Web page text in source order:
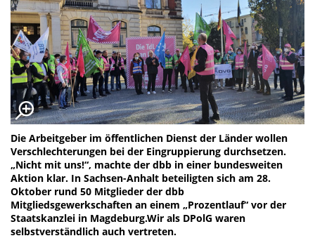
Die Arbeitgeber im öffentlichen Dienst der Länder wollen
Verschlechterungen bei der Eingruppierung durchsetzen.
„Nicht mit uns!“, machte der dbb in einer bundesweiten
Aktion klar. In Sachsen-Anhalt beteiligten sich am 28.
Oktober rund 50 Mitglieder der dbb
Mitgliedsgewerkschaften an einem „Prozentlauf“ vor der
Staatskanzlei in Magdeburg.Wir als DPolG waren
selbstverständlich auch vertreten.